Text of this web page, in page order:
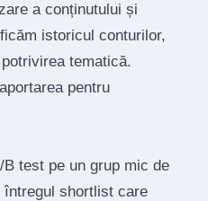
a conținutului și
istoricul conturilor,
tematică.
pentru
test pe un grup mic de
shortlist care